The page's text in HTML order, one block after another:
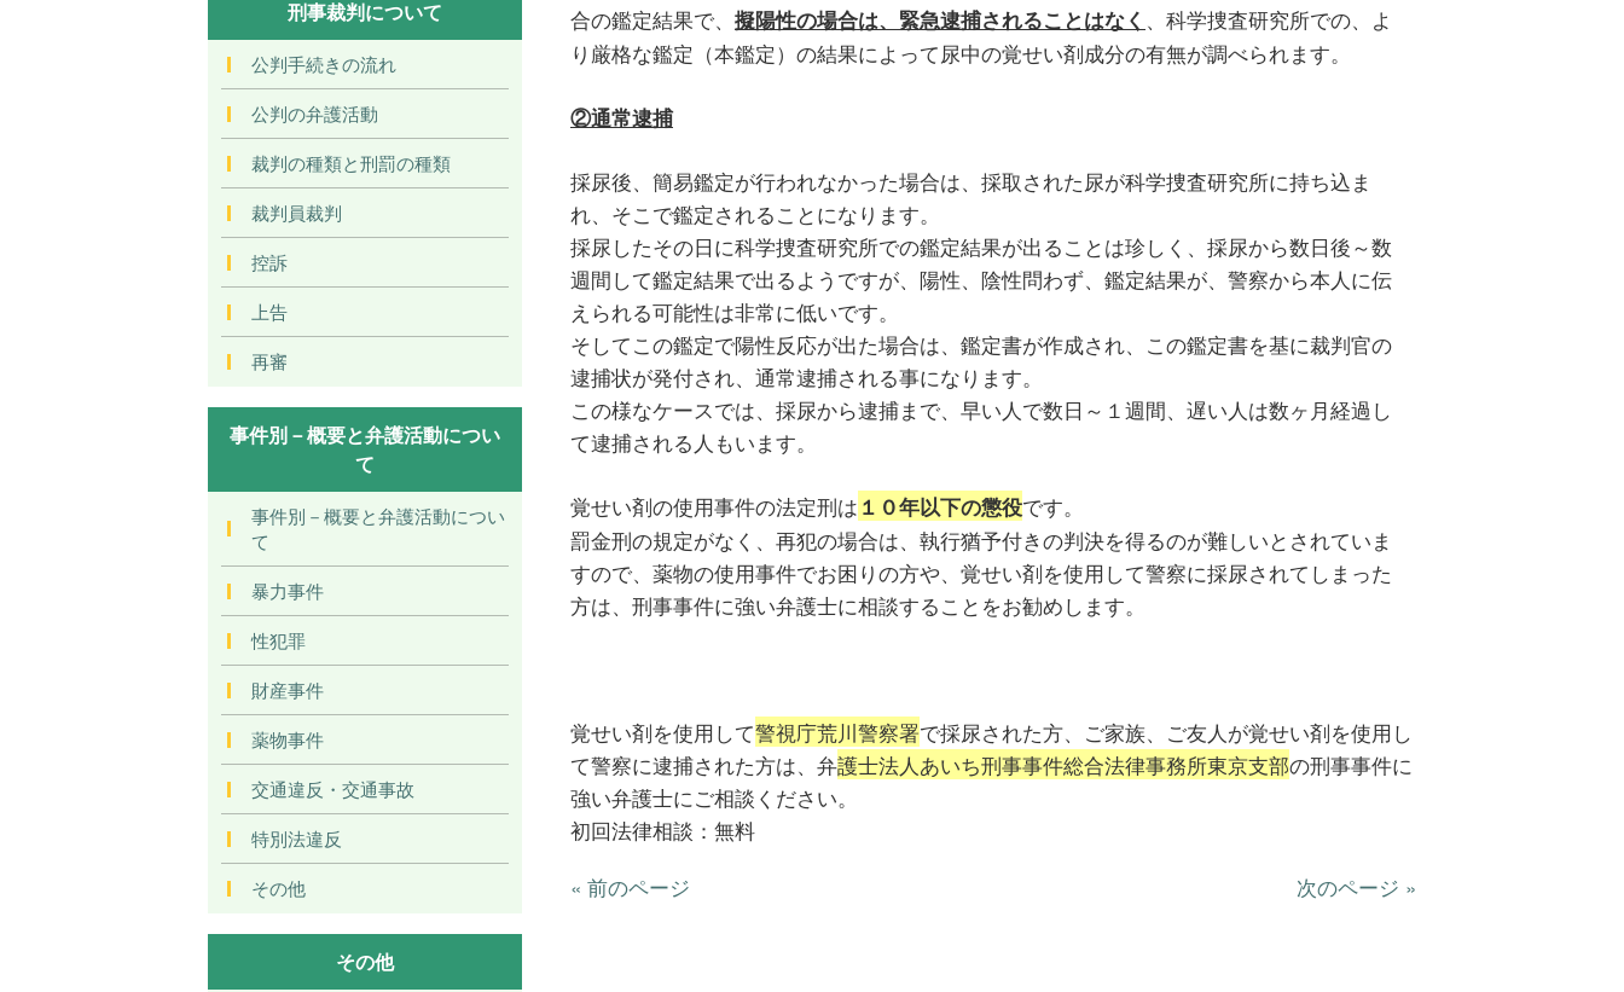
合の鑑定結果で、 擬陽性の場合は、緊急逮捕されることはなく 、科学捜査研究所での、よ
り厳格な鑑定（本鑑定）の結果によって尿中の覚せい剤成分の有無が調べられます。
②通常逮捕
採尿後、簡易鑑定が行われなかった場合は、採取された尿が科学捜査研究所に持ち込ま
れ、そこで鑑定されることになります。
採尿したその日に科学捜査研究所での鑑定結果が出ることは珍しく、採尿から数日後～数
週間して鑑定結果で出るようですが、陽性、陰性問わず、鑑定結果が、警察から本人に伝
えられる可能性は非常に低いです。
そしてこの鑑定で陽性反応が出た場合は、鑑定書が作成され、この鑑定書を基に裁判官の
逮捕状が発付され、通常逮捕される事になります。
この様なケースでは、採尿から逮捕まで、早い人で数日～１週間、遅い人は数ヶ月経過し
て逮捕される人もいます。
覚せい剤の使用事件の法定刑は １０年以下の懲役です。
罰金刑の規定がなく、再犯の場合は、執行猶予付きの判決を得るのが難しいとされていま
すので、薬物の使用事件でお困りの方や、覚せい剤を使用して警察に採尿されてしまった
方は、刑事事件に強い弁護士に相談することをお勧めします。
覚せい剤を使用して警視庁荒川警察署で採尿された方、ご家族、ご友人が覚せい剤を使用し
て警察に逮捕された方は、弁護士法人あいち刑事事件総合法律事務所東京支部の刑事事件に
強い弁護士にご相談ください。
初回法律相談：無料
« 前のページ
次のページ »
刑事裁判について
公判手続きの流れ
公判の弁護活動
裁判の種類と刑罰の種類
裁判員裁判
控訴
上告
再審
事件別－概要と弁護活動につい
て
事件別－概要と弁護活動につい
て
暴力事件
性犯罪
財産事件
薬物事件
交通違反・交通事故
特別法違反
その他
その他